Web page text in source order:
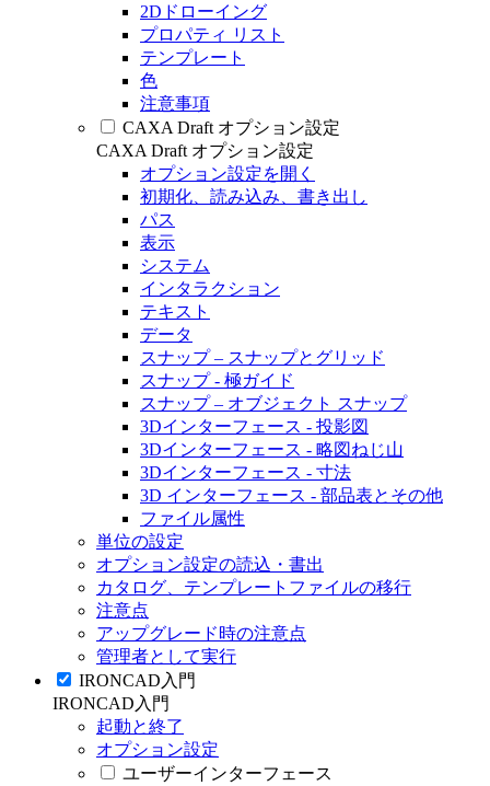
2Dドローイング
プロパティ リスト
テンプレート
色
注意事項
CAXA Draft オプション設定
CAXA Draft オプション設定
オプション設定を開く
初期化、読み込み、書き出し
パス
表示
システム
インタラクション
テキスト
データ
スナップ – スナップとグリッド
スナップ - 極ガイド
スナップ – オブジェクト スナップ
3Dインターフェース - 投影図
3Dインターフェース - 略図ねじ山
3Dインターフェース - 寸法
3D インターフェース - 部品表とその他
ファイル属性
単位の設定
オプション設定の読込・書出
カタログ、テンプレートファイルの移行
注意点
アップグレード時の注意点
管理者として実行
IRONCAD入門
IRONCAD入門
起動と終了
オプション設定
ユーザーインターフェース